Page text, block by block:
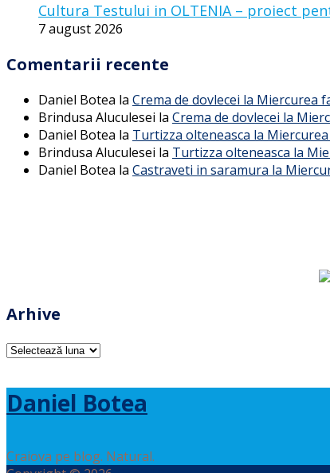
Cultura Testului in OLTENIA – proiect
7 august 2026
Comentarii recente
Daniel Botea la Crema de dovlecei la Miercurea
Brindusa Aluculesei la Crema de dovlecei la
Daniel Botea la Turtizza olteneasca la
Brindusa Aluculesei la Turtizza olteneasca la
Daniel Botea la Castraveti in saramura la
Arhive
Arhive
Daniel Botea
Craiova pe blog. Natural.